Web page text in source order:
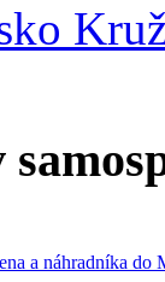
a náhradníka